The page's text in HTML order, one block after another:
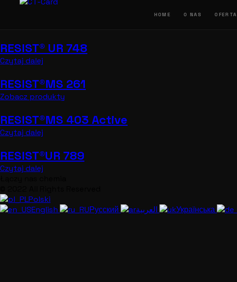
Przejdź
HOME O NAS OFERTA
RESIST® UR 748
Czytaj dalej
RESIST®MS 261
Zobacz produkty
RESIST®MS 403 Active
Czytaj dalej
RESIST®UR 789
Czytaj dalej
Polski
English
Русский Українська